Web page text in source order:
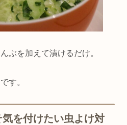
ぶを加えて漬けるだけ。
す。
を付けたい虫よけ対